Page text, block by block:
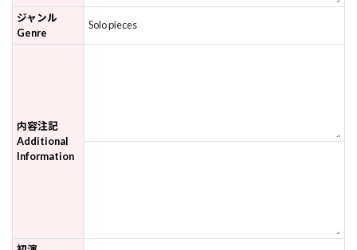
ジャンル
Genre
Solo pieces
内容注記
Additional
Information